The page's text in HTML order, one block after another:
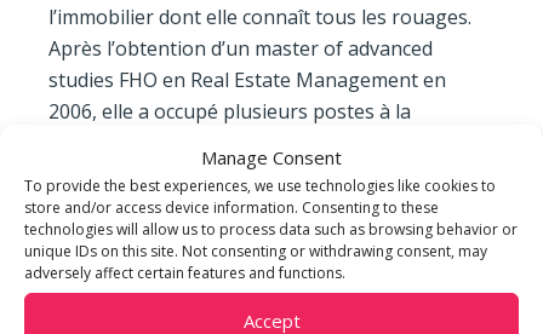
Manage Consent
To provide the best experiences, we use technologies like cookies to
store and/or access device information. Consenting to these
technologies will allow us to process data such as browsing behavior or
unique IDs on this site. Not consenting or withdrawing consent, may
adversely affect certain features and functions.
Accept
l’immobilier dont elle connaît tous les rouages.
Après l’obtention d’un master of advanced
studies FHO en Real Estate Management en
2006, elle a occupé plusieurs postes à la
immobilières nationales avant de rejoindre m3
REAL ESTATE en 2015.